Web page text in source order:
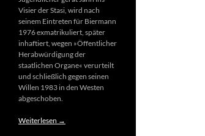
Visier der Stasi, wird nach
seinem Eintreten für Biermann
1976 exmatrikuliert, später
inhaftiert, wegen »Öffentlicher
Herabwürdigung der
staatlichen Organe« verurteilt
und schließlich gegen seinen
Willen 1983 in den Westen
abgeschoben.
Weiterlesen →